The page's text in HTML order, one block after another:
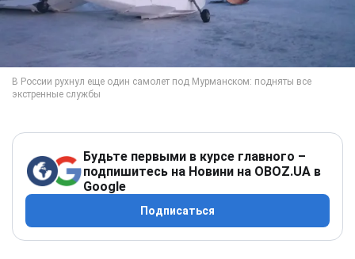
Будьте первыми в курсе главного –
подпишитесь на Новини на OBOZ.UA в
Google
Подписаться